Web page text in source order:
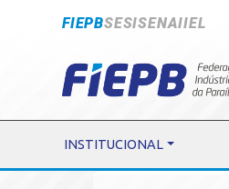
FIEPBSESISENAIIEL
INSTITUCIONAL